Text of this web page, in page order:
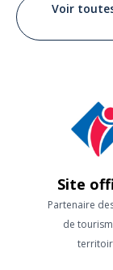
Voir
Site
Partenaire
de